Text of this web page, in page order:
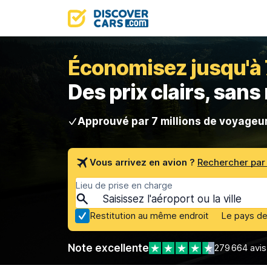
Économisez
Des prix clairs,
Approuvé par 7 millions de
Vous arrivez en avion ? Rechercher
Lieu de prise en charge
Restitution au même endroit Le pays
Note excellente 279 664